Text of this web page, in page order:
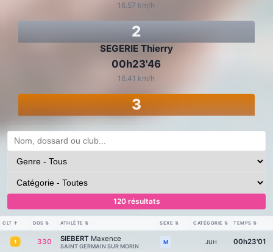
16.57 km/h
2
SEGERIE Thierry
00h23'46
16.41 km/h
3
120 résultats
CLT ↑ DOS ⇅ ATHLÈTE ⇅ SEXE ⇅ CATÉGORIE ⇅ TEMPS ⇅
1 330 SIEBERT Maxence
SAINT GERMAIN SUR MORIN
M JUH 00h23'01